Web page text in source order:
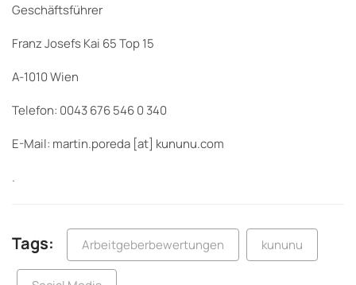
Geschäftsführer
Franz Josefs Kai 65 Top 15
A-1010 Wien
Telefon: 0043 676 546 0 340
E-Mail: martin.poreda [at] kununu.com
.
Tags: Arbeitgeberbewertungen kununu